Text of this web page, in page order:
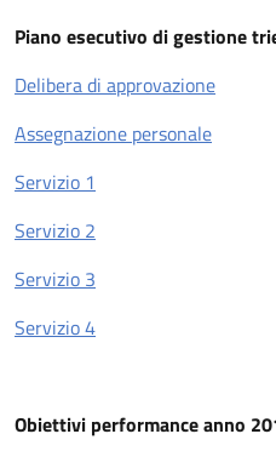
Descrizione
Piano esecutivo di gestione
Delibera di approvazione
Assegnazione personale
Servizio 1
Servizio 2
Servizio 3
Servizio 4
Obiettivi performance anno